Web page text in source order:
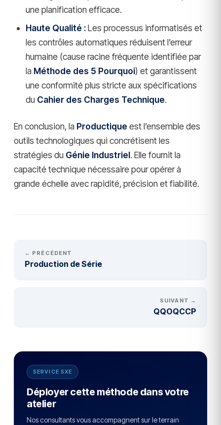
une planification efficace.
Haute Qualité :Les processus informatisés et
les contrôles automatiques réduisent l’erreur
humaine (cause racine fréquente identifiée par
la Méthode des 5 Pourquoi) et garantissent
une conformité plus stricte aux spécifications
du Cahier des Charges Technique.
En conclusion, la Productique est l’ensemble des
outils technologiques qui concrétisent les
stratégies du Génie Industriel. Elle fournit la
capacité technique nécessaire pour opérer à
grande échelle avec rapidité, précision et fiabilité.
← PRÉCÉDENT
Production de Série
SUIVANT →
QQOQCCP
SERVICE SXE
Déployer cette méthode dans votre
atelier
Nos consultants vous accompagnent sur le terrain